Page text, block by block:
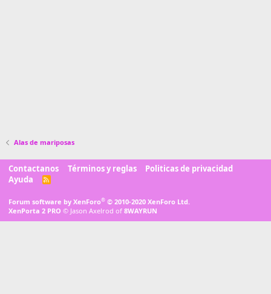
Alas de mariposas
Contactanos Términos y reglas
Politicas de privacidad
Ayuda
R
Forum software by XenForo® © 2010-2020 XenForo Ltd.
XenPorta 2 PRO © Jason Axelrod of 8WAYRUN